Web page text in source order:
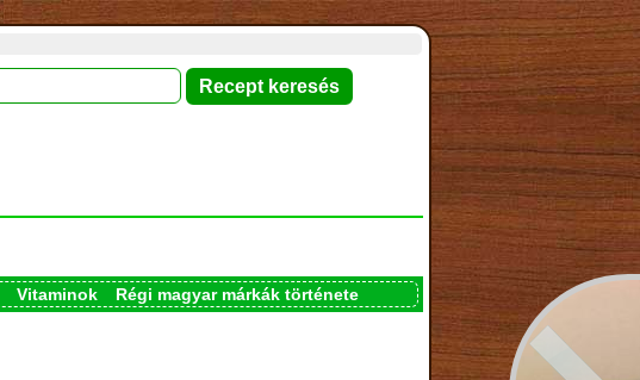
Vitaminok
Régi magyar márkák története